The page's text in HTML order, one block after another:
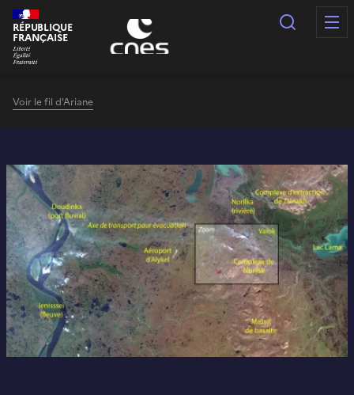
Panneau de gestion des cookies
RÉPUBLIQUE
FRANÇAISE
Voir le fil d'Ariane